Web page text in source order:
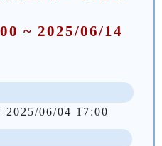
~ 2025/06/14
2025/06/04 17:00